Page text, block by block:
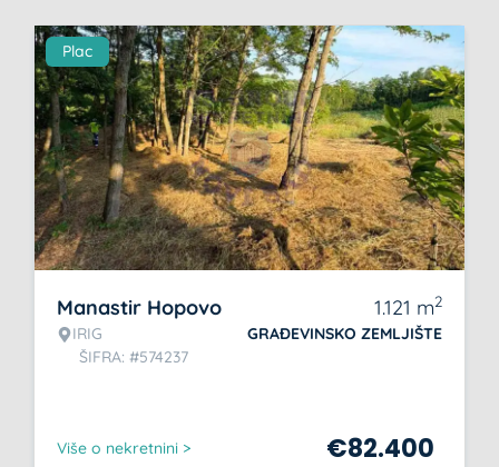
Plac
Manastir Hopovo
IRIG
ŠIFRA: #574237
1.121 m2
GRAĐEVINSKO ZEMLJIŠTE
Više o nekretnini > €82.400